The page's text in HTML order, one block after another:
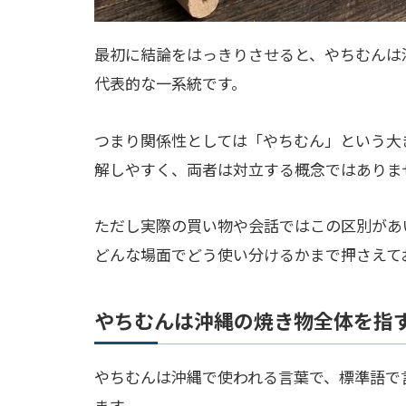
最初に結論をはっきりさせると、やちむん
代表的な一系統です。
つまり関係性としては「やちむん」という
解しやすく、両者は対立する概念ではあり
ただし実際の買い物や会話ではこの区別が
どんな場面でどう使い分けるかまで押さえ
やちむんは沖縄の焼き物全体を指
やちむんは沖縄で使われる言葉で、標準語